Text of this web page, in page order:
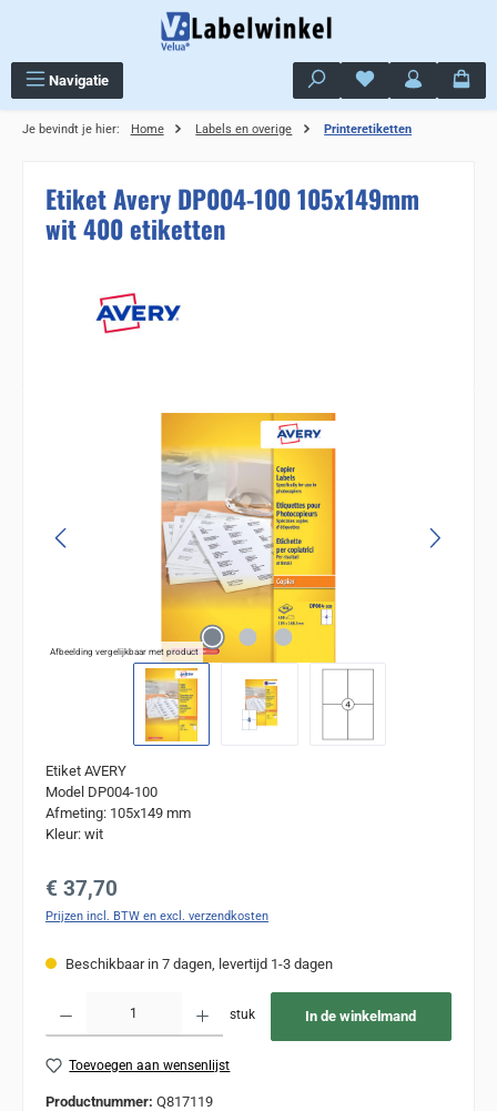
Navigatie Je hebt 0 items op
Je bevindt je hier: Home Labels en overige Printeretiketten
Etiket Avery DP004-100 105x149mm
wit 400 etiketten
Afbeelding vergelijkbaar met product
Etiket AVERY
Model DP004-100
Afmeting: 105x149 mm
Kleur: wit
Normale prijs:
€ 37,70
Prijzen incl. BTW en excl. verzendkosten
Beschikbaar in 7 dagen, levertijd 1-3 dagen
stuk In de winkelmand
Toevoegen aan wensenlijst
Productnummer: Q817119